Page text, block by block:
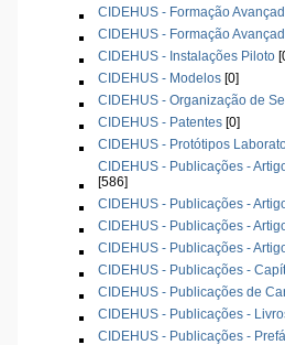
CIDEHUS - Formação
CIDEHUS - Formação
CIDEHUS - Instalações Piloto
CIDEHUS - Modelos [0]
CIDEHUS - Organização de
CIDEHUS - Patentes [0]
CIDEHUS - Protótipos
CIDEHUS - Publicações -
[586]
CIDEHUS - Publicações -
CIDEHUS - Publicações -
CIDEHUS - Publicações -
CIDEHUS - Publicações -
CIDEHUS - Publicações de
CIDEHUS - Publicações -
CIDEHUS - Publicações -